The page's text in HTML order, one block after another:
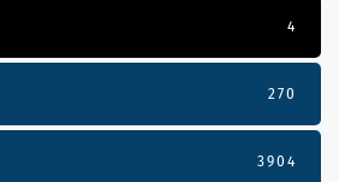
4
270
3904